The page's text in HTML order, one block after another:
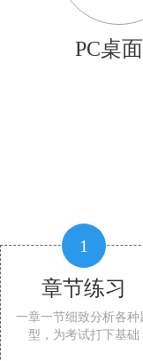
PC桌
1
章节练习
一章一节细致分析各种
型，为考试打下基础